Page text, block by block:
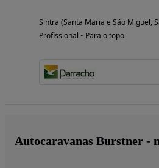
Sintra (Santa Maria e São Miguel,
Profissional • Para o topo
Autocaravanas Burstner -